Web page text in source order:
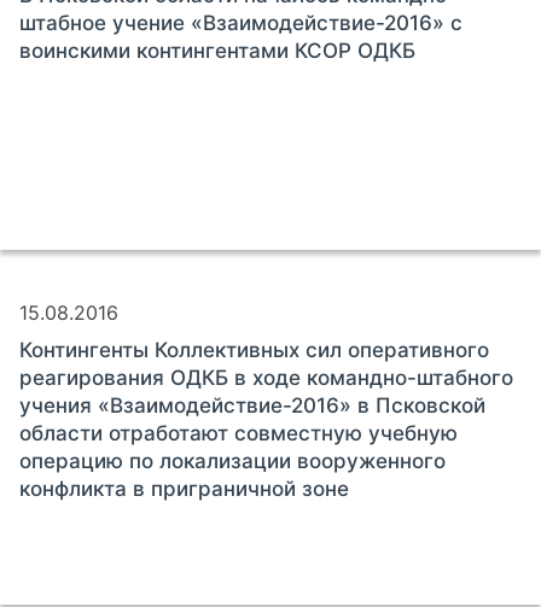
штабное учение «Взаимодействие-2016» с
воинскими контингентами КСОР ОДКБ
15.08.2016
Контингенты Коллективных сил оперативного
реагирования ОДКБ в ходе командно-штабного
учения «Взаимодействие-2016» в Псковской
области отработают совместную учебную
операцию по локализации вооруженного
конфликта в приграничной зоне